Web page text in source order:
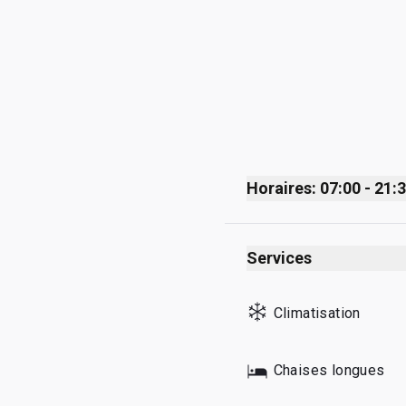
Horaires: 07:00 -
Monday
Tuesday
Thursday
Services
Climatisation
Chaises longues